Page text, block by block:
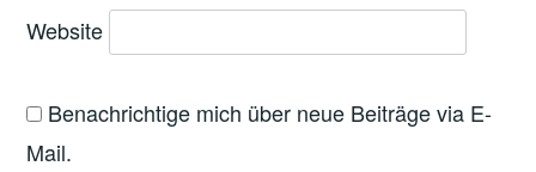
Website
Benachrichtige mich über neue Beiträge via E-
Mail.